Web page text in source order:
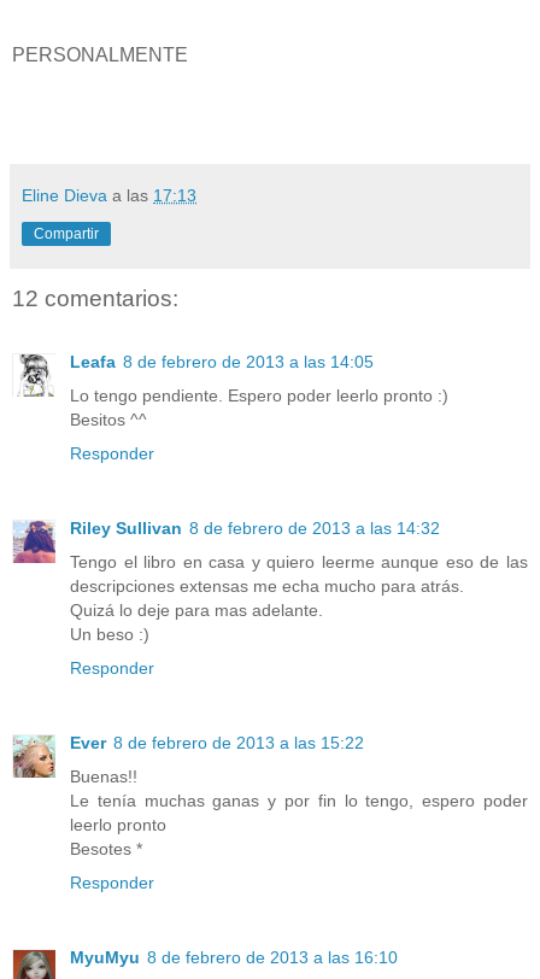
PERSONALMENTE
Eline Dieva a las 17:13
Compartir
12 comentarios:
Leafa 8 de febrero de 2013 a las 14:05
Lo tengo pendiente. Espero poder leerlo pronto :)
Besitos ^^
Responder
Riley Sullivan 8 de febrero de 2013 a las 14:32
Tengo el libro en casa y quiero leerme aunque eso de las
descripciones extensas me echa mucho para atrás.
Quizá lo deje para mas adelante.
Un beso :)
Responder
Ever 8 de febrero de 2013 a las 15:22
Buenas!!
Le tenía muchas ganas y por fin lo tengo, espero poder
leerlo pronto
Besotes *
Responder
MyuMyu 8 de febrero de 2013 a las 16:10